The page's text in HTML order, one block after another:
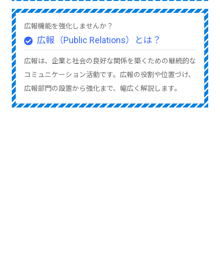
広報機能を強化しませんか？
広報（Public Relations）とは？
広報は、企業と社会の良好な関係を築くための継続的な
コミュニケーション活動です。広報の役割や位置づけ、
広報部門の設置から強化まで、幅広く解説します。